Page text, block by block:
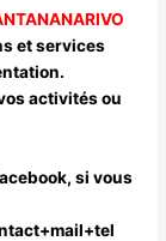
et services
activités ou
si vous